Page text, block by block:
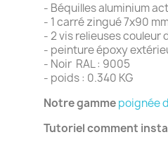
- Béquilles aluminium
- 1 carré zingué 7x90
- 2 vis relieuses couleur
- peinture époxy
- Noir RAL : 9005
- poids : 0.340 KG
Notre gammepoignée
Tutoriel comment